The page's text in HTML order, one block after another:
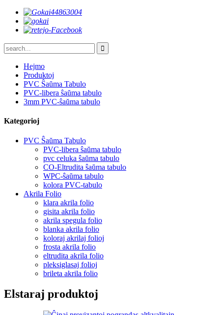
Hejmo
Produktoj
PVC Ŝaŭma Tabulo
PVC-libera ŝaŭma tabulo
3mm PVC-ŝaŭma tabulo
Kategorioj
PVC Ŝaŭma Tabulo
PVC-libera ŝaŭma tabulo
pvc celuka ŝaŭma tabulo
CO-Eltrudita ŝaŭma tabulo
WPC-ŝaŭma tabulo
kolora PVC-tabulo
Akrila Folio
klara akrila folio
gisita akrila folio
akrila spegula folio
blanka akrila folio
koloraj akrilaj folioj
frosta akrila folio
eltrudita akrila folio
pleksiglasaj folioj
brileta akrila folio
Elstaraj produktoj